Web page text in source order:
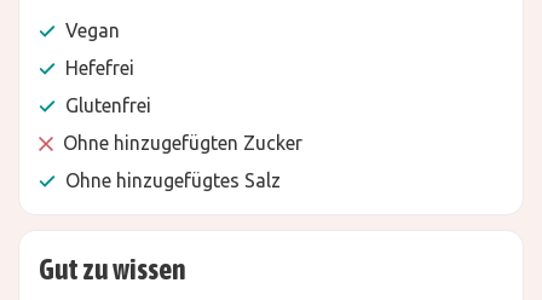
Vegan
Hefefrei
Glutenfrei
Ohne hinzugefügten Zucker
Ohne hinzugefügtes Salz
Gut zu wissen